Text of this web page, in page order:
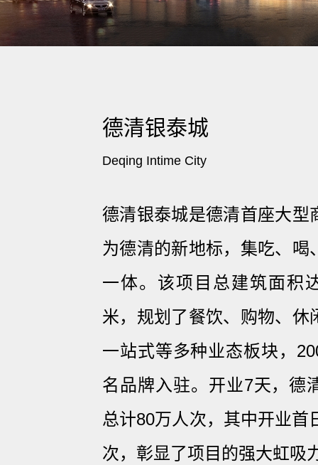
德清银泰城
Deqing Intime City
德清银泰城是德清首座大型
为德清的新地标，集吃、喝
一体。该项目总建筑面积
米，规划了餐饮、购物、休
一站式等多种业态板块，
名品牌入驻。开业7天，德
总计80万人次，其中开业首
次，彰显了项目的强大虹吸